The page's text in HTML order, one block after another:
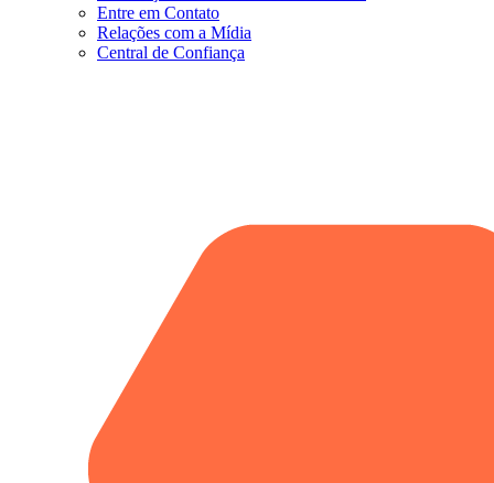
Entre em Contato
Relações com a Mídia
Central de Confiança